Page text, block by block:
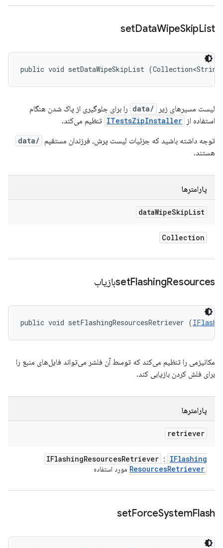
setDataWipeSkipList
public void setDataWipeSkipList
لیست مسیرهای زیر /data
را برای جلوگیری از پاک شدن هنگام
استفاده از ITestsZipInstaller تنظیم می‌کند.
توجه داشته باشید که جزئیات لیست پرش، فرزندان مستقیم
/data
هستند.
پارامترها
dataWipeSkipList
Collection
setFlashingResourcesبازیاب
public void setFlashingResourcesRetriever (
مکانیزمی را تنظیم می‌کند که توسط آن فلشر می‌تواند فایل‌های منبع را
برای فلش کردن بازیابی کند.
پارامترها
retriever
IFlashingResourcesRetriever :
IFlashing
ResourcesRetriever مورد استفاده
setForceSystemFlash